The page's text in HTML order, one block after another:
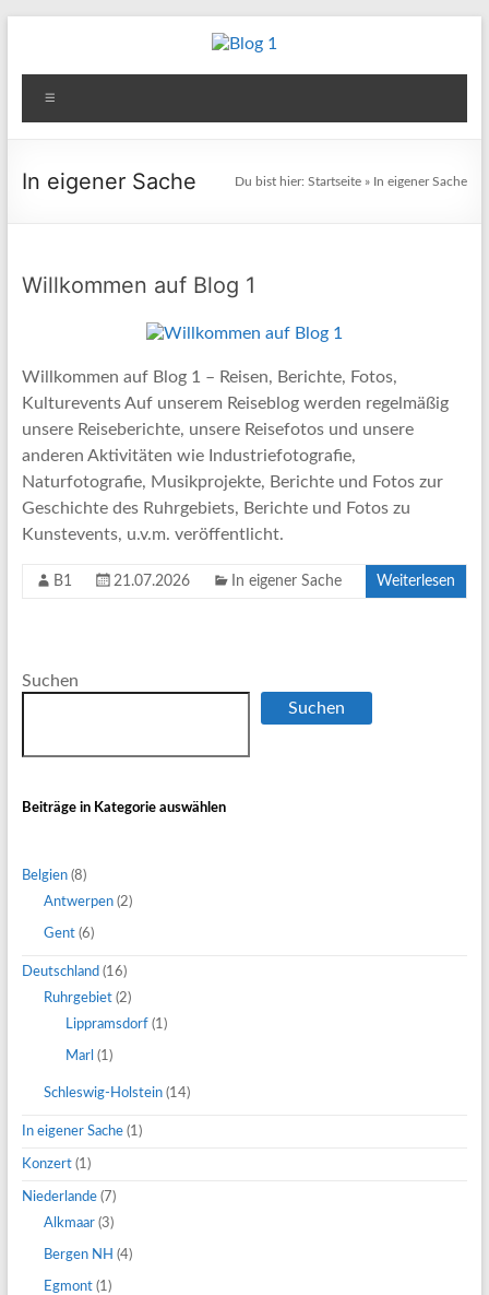
Blog
1
Reisen
Fotos
andere
Aktivitäten
In eigener Sache Du bist hier:Startseite » In eigener Sache
Willkommen auf Blog 1
Willkommen auf Blog 1 – Reisen, Berichte, Fotos,
Kulturevents Auf unserem Reiseblog werden regelmäßig
unsere Reiseberichte, unsere Reisefotos und unsere
anderen Aktivitäten wie Industriefotografie,
Naturfotografie, Musikprojekte, Berichte und Fotos zur
Geschichte des Ruhrgebiets, Berichte und Fotos zu
Kunstevents, u.v.m. veröffentlicht.
B1 21.07.2026 In eigener Sache Weiterlesen
Suchen
Suchen
Beiträge in Kategorie auswählen
Belgien(8)
Antwerpen(2)
Gent(6)
Deutschland (16)
Ruhrgebiet(2)
Lippramsdorf(1)
Marl (1)
Schleswig-Holstein(14)
In eigener Sache(1)
Konzert(1)
Niederlande(7)
Alkmaar(3)
Bergen NH (4)
Egmont(1)